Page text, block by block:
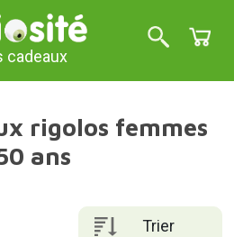
cadeaux
rigolos femmes
ans
Trier